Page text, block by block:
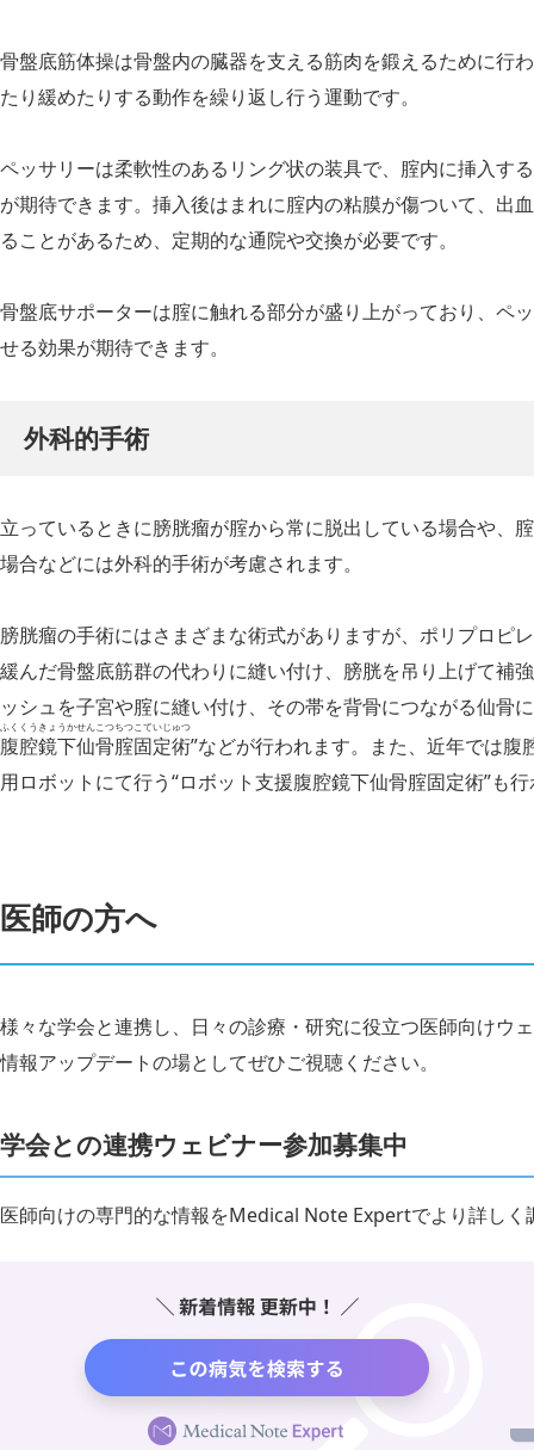
骨盤底筋体操は骨盤内の臓器を支える筋肉を鍛えるために行
たり緩めたりする動作を繰り返し行う運動です。
ペッサリーは柔軟性のあるリング状の装具で、腟内に挿入す
が期待できます。挿入後はまれに腟内の粘膜が傷ついて、出
ることがあるため、定期的な通院や交換が必要です。
骨盤底サポーターは腟に触れる部分が盛り上がっており、ペ
せる効果が期待できます。
外科的手術
立っているときに膀胱瘤が腟から常に脱出している場合や、
場合などには外科的手術が考慮されます。
膀胱瘤の手術にはさまざまな術式がありますが、ポリプロピ
緩んだ骨盤底筋群の代わりに縫い付け、膀胱を吊り上げて補
ッシュを子宮や腟に縫い付け、その帯を背骨につながる仙骨
腹腔鏡下仙骨腟固定術
ふくくうきょうかせんこつちつこていじゅつ
”などが行われます。また、近年では
用ロボットにて行う“ロボット支援腹腔鏡下仙骨腟固定術”も
医師の方へ
様々な学会と連携し、日々の診療・研究に役立つ医師向けウ
情報アップデートの場としてぜひご視聴ください。
学会との連携ウェビナー参加募集中
医師向けの専門的な情報をMedical Note Expertでより詳しく